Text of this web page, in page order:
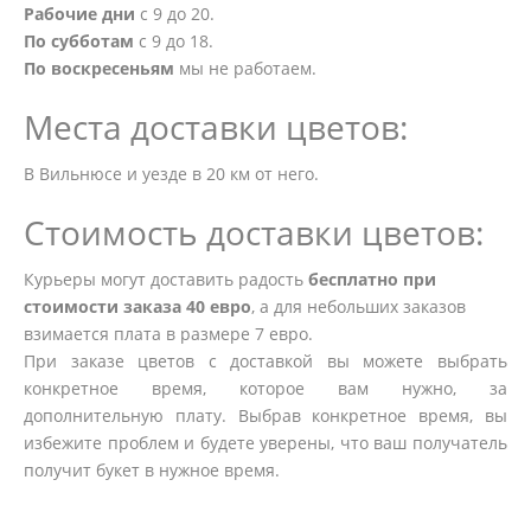
Рабочие дни с 9 до 20.
По субботам с 9 до 18.
По воскресеньям мы не работаем.
Места доставки цветов:
В Вильнюсе и уезде в 20 км от него.
Стоимость доставки цветов:
Курьеры могут доставить радость бесплатно при
стоимости заказа 40 евро, а для небольших заказов
взимается плата в размере 7 евро.
При заказе цветов с доставкой вы можете выбрать
конкретное время, которое вам нужно, за
дополнительную плату. Выбрав конкретное время, вы
избежите проблем и будете уверены, что ваш получатель
получит букет в нужное время.